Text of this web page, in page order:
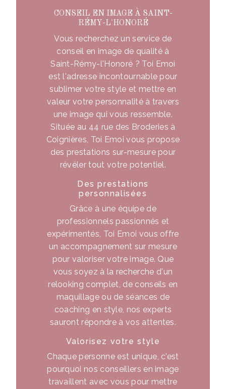
CONSEIL EN IMAGE À SAINT-
RÉMY-L'HONORÉ
Vous recherchez un service de
conseil en image de qualité à
Saint-Rémy-l'Honoré ? Toi Emoi
est l'adresse incontournable pour
sublimer votre style et mettre en
valeur votre personnalité à travers
une image qui vous ressemble.
Située au 44 rue des Broderies à
Coignières, Toi Emoi vous propose
des prestations sur-mesure pour
révéler tout votre potentiel.
Des prestations
personnalisées
Grâce à une équipe de
professionnels passionnés et
expérimentés, Toi Emoi vous offre
un accompagnement sur mesure
pour valoriser votre image. Que
vous soyez à la recherche d'un
relooking complet, de conseils en
maquillage ou de séances de
coaching en style, nos experts
sauront répondre à vos attentes.
Valorisez votre style
Chaque personne est unique, c'est
pourquoi nos conseillers en image
travaillent avec vous pour mettre